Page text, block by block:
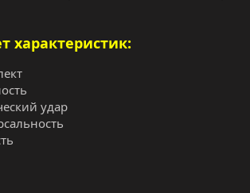
характеристик:
удар